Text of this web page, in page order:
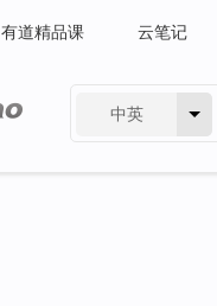
有道精品课 云笔记
中英